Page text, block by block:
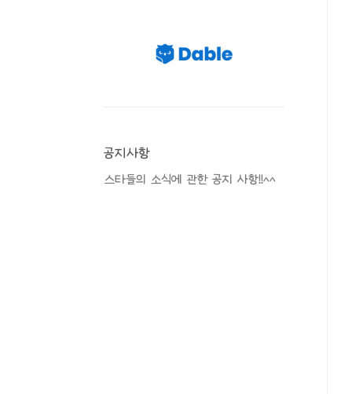
공지사항
스타들의 소식에 관한 공지 사항!!^^